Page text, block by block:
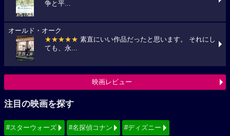
争と平...
オールド・オーク
★★★★★ 素直にいい作品だったと思います。 それにし
ても、永...
映画レビュー
注目の映画を探す
#スターウォーズ #名探偵コナン #ディズニー